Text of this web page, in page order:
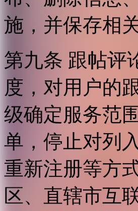
施，并保存相
第九条 跟帖评
度，对用户的
级确定服务范
单，停止对列
重新注册等方
区、直辖市互